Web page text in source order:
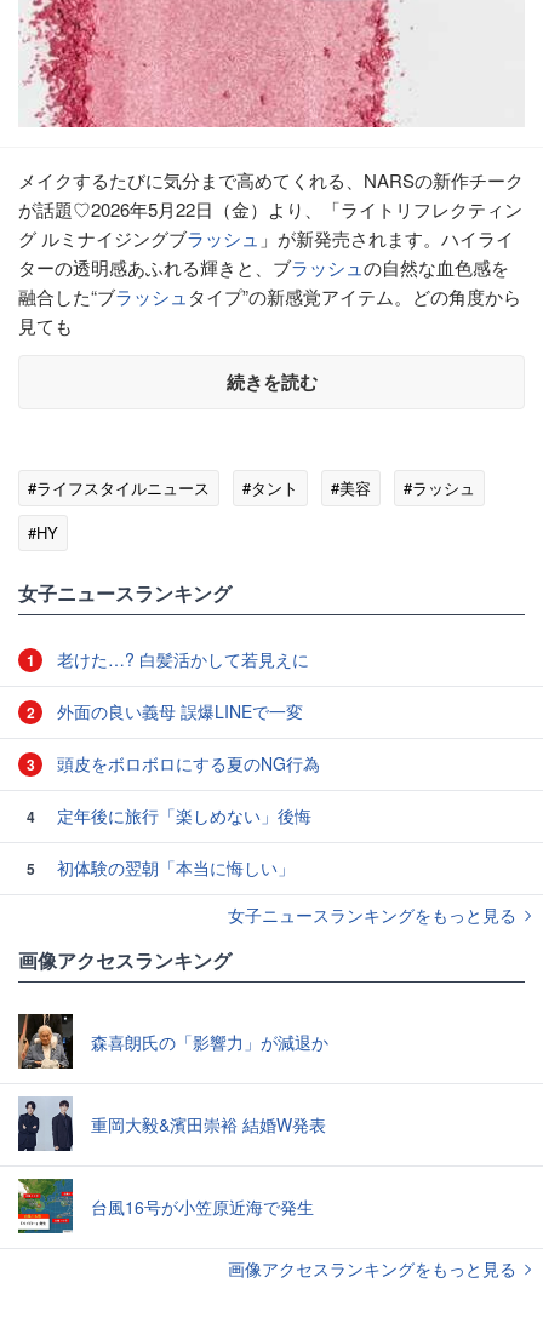
メイクするたびに気分まで高めてくれる、NARSの新作チーク
が話題♡2026年5月22日（金）より、「ライトリフレクティン
グ ルミナイジングブラッシュ 」が新発売されます。ハイライ
ターの透明感あふれる輝きと、ブラッシュの自然な血色感を
融合した“ブラッシュ タイプ”の新感覚アイテム。どの角度から
見ても
続きを読む
#ライフスタイルニュース #タント #美容
#ラッシュ
#HY
女子ニュースランキング
1 老けた…? 白髪活かして若見えに
2 外面の良い義母 誤爆LINEで一変
3 頭皮をボロボロにする夏のNG行為
4 定年後に旅行「楽しめない」後悔
5
初体験の翌朝「本当に悔しい」
女子ニュースランキングをもっと見る
画像アクセスランキング
森喜朗氏の「影響力」が減退か
重岡大毅&濱田崇裕 結婚W発表
台風16号が小笠原近海で発生
画像アクセスランキングをもっと見る